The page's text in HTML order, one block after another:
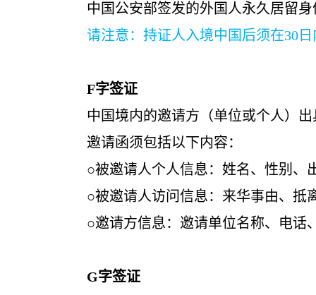
中国公安部签发的外国人永久居留身
请注意：持证人入境中国后须在30日内向
F字签证
中国境内的邀请方（单位或个人）出具
邀请函须包括以下内容：
○被邀请人个人信息：姓名、性别、出
○被邀请人访问信息：来华事由、抵离日
○邀请方信息：邀请单位名称、电话、地
G字签证